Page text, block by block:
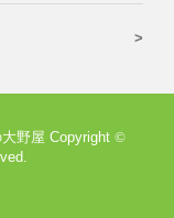
野屋 Copyright ©